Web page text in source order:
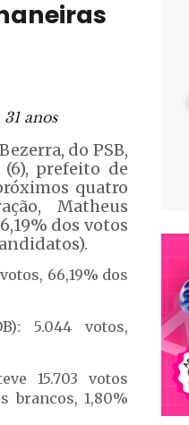
anos
do PSB,
prefeito de
quatro
Matheus
dos votos
66,19% dos
5.044 votos,
15.703 votos
brancos, 1,80%